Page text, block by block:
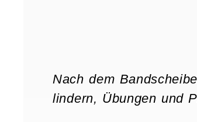
Nach dem
lindern, Übungen und